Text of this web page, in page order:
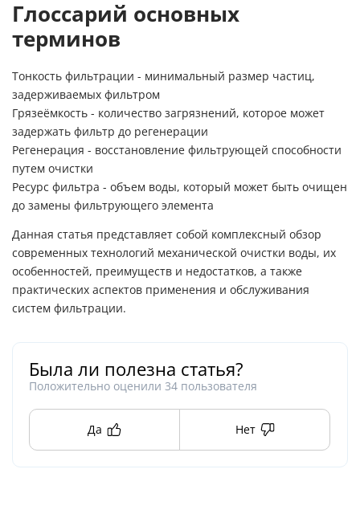
Глоссарий основных
терминов
Тонкость фильтрации - минимальный размер частиц,
задерживаемых фильтром
Грязеёмкость - количество загрязнений, которое может
задержать фильтр до регенерации
Регенерация - восстановление фильтрующей способности
путем очистки
Ресурс фильтра - объем воды, который может быть очищен
до замены фильтрующего элемента
Данная статья представляет собой комплексный обзор
современных технологий механической очистки воды, их
особенностей, преимуществ и недостатков, а также
практических аспектов применения и обслуживания
систем фильтрации.
Была ли полезна статья?
Положительно оценили 34 пользователя
Да Нет